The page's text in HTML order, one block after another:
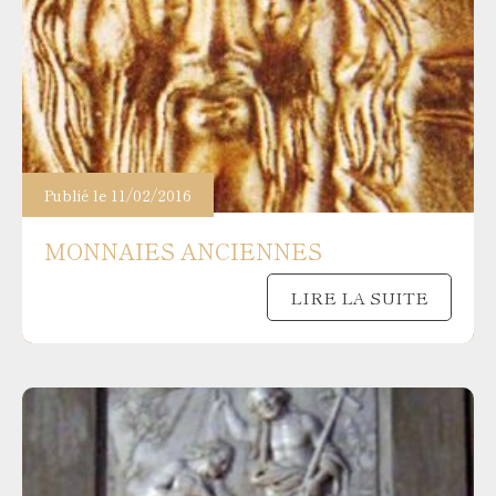
Publié le 11/02/2016
MONNAIES ANCIENNES
LIRE LA SUITE